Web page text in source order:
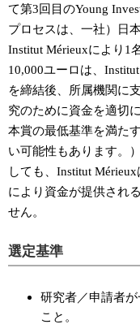
て第3回目のYoung
プロセスは、一社）日
Institut Mérieuxにより1
10,000ユーロは、
を締結後、所属機関に
究のために資金を適切
本賞の最低基準を満た
い可能性もあります。
しても、Institut
により資金が提供され
せん。
選定基準
研究者／申請者
こと。